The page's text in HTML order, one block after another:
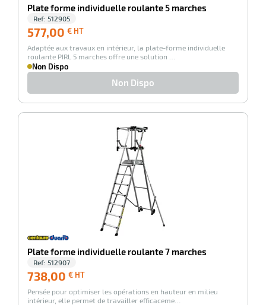
Plate forme individuelle roulante 5 marches
Ref: 512905
577,00 € HT
HT
Adaptée aux travaux en intérieur, la plate-forme individuelle
roulante PIRL 5 marches offre une solution …
Non Dispo
Non Dispo
Plate forme individuelle roulante 7 marches
Ref: 512907
738,00 € HT
HT
Pensée pour optimiser les opérations en hauteur en milieu
intérieur, elle permet de travailler efficaceme…